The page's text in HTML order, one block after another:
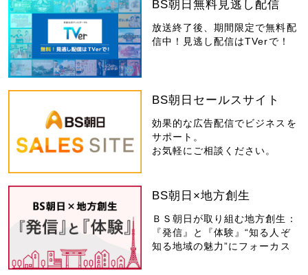
BS朝日無料見逃し配信
放送終了後、期間限定で無料配
信中！見逃し配信はTVerで！
BS朝日セールスサイト
効果的な広告配信でビジネスを
サポート。
お気軽にご相談ください。
BS朝日×地方創生
ＢＳ朝日が取り組む地方創生：
『発信』と『体験』“知る人ぞ
知る地域の魅力”にフォーカス